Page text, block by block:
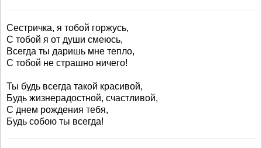
Сестричка, я тобой горжусь,
С тобой я от души смеюсь,
Всегда ты даришь мне тепло,
С тобой не страшно ничего!
Ты будь всегда такой красивой,
Будь жизнерадостной, счастливой,
С днем рождения тебя,
Будь собою ты всегда!